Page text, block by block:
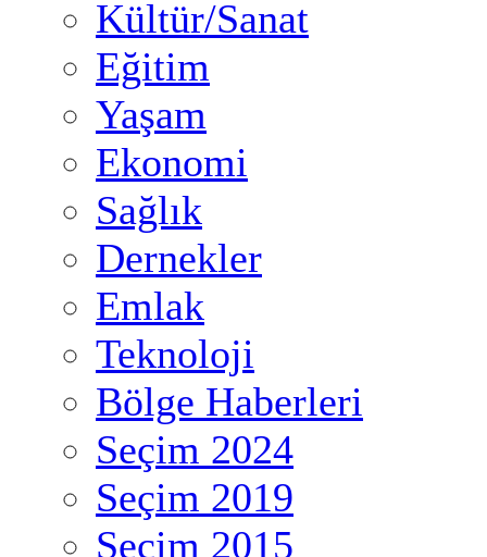
Kültür/Sanat
Eğitim
Yaşam
Ekonomi
Sağlık
Dernekler
Emlak
Teknoloji
Bölge Haberleri
Seçim 2024
Seçim 2019
Seçim 2015